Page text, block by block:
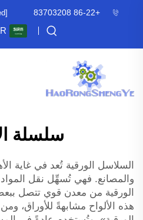
+86-22 83703208
سلسلة
السلاسل الورقية تُعد في غاية
والمصانع. فهي تُسهِّل نقل المواد
الورقية من معدن قوي تتصل
هذه الألواح مشابهةً للأوراق،